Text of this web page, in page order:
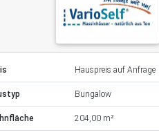
Hauspreis auf Anfrage
Bungalow
204,00 m²